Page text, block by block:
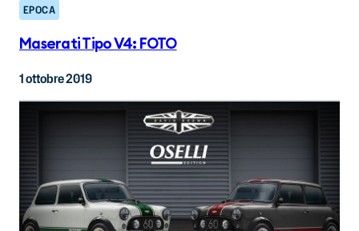
EPOCA
Maserati Tipo V4: FOTO
1 ottobre 2019